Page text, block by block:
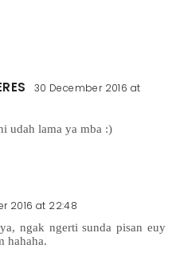
30 December 2016 at
udah lama ya mba :)
2016 at 22:48
ngak ngerti sunda pisan euy
hahaha.